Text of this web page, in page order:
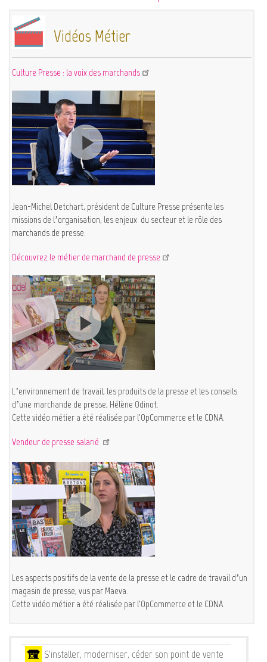
Vidéos Métier
Culture Presse : la voix des marchands
Jean-Michel Detchart, président de Culture Presse présente les
missions de l’organisation, les enjeux du secteur et le rôle des
marchands de presse.
Découvrez le métier de marchand de presse
L’environnement de travail, les produits de la presse et les conseils
d’une marchande de presse, Hélène Odinot.
Cette vidéo métier a été réalisée par l'OpCommerce et le CDNA.
Vendeur de presse salarié
Les aspects positifs de la vente de la presse et le cadre de travail d’un
magasin de presse, vus par Maeva.
Cette vidéo métier a été réalisée par l'OpCommerce et le CDNA.
Services
S'installer, moderniser, céder son point de vente